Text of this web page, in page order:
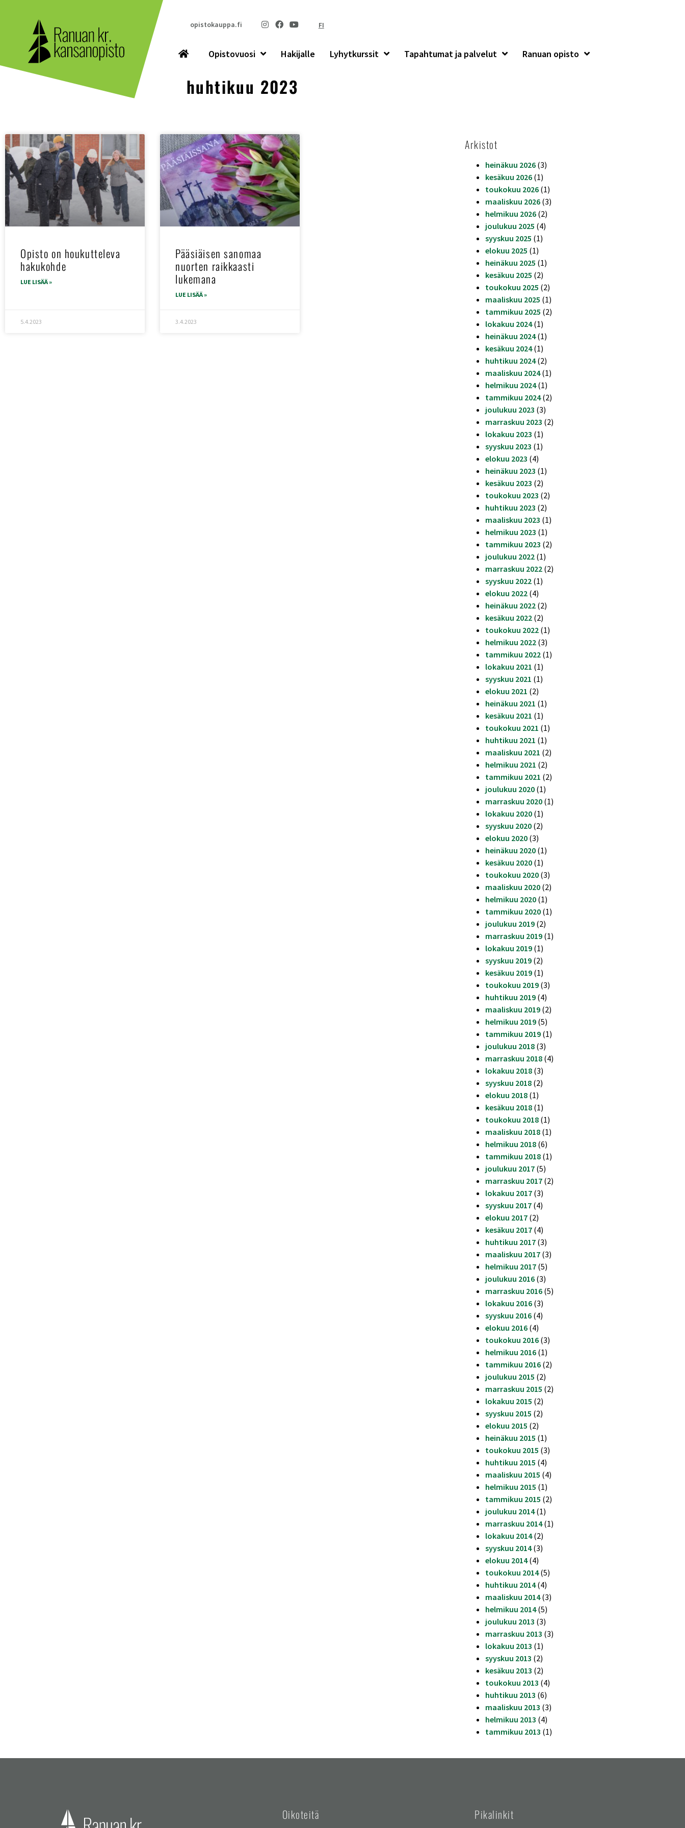
opistokauppa.fi FI
Opistovuosi Hakijalle Lyhytkurssit Tapahtumat ja palvelut Ranuan opisto
huhtikuu 2023
Opisto on houkutteleva
hakukohde
LUE LISÄÄ »
5.4.2023
Pääsiäisen sanomaa
nuorten raikkaasti
lukemana
LUE LISÄÄ »
3.4.2023
Arkistot
heinäkuu 2026 (3)
kesäkuu 2026 (1)
toukokuu 2026 (1)
maaliskuu 2026 (3)
helmikuu 2026 (2)
joulukuu 2025 (4)
syyskuu 2025 (1)
elokuu 2025 (1)
heinäkuu 2025 (1)
kesäkuu 2025 (2)
toukokuu 2025 (2)
maaliskuu 2025 (1)
tammikuu 2025 (2)
lokakuu 2024(1)
heinäkuu 2024(1)
kesäkuu 2024(1)
huhtikuu 2024(2)
maaliskuu 2024(1)
helmikuu 2024(1)
tammikuu 2024(2)
joulukuu 2023 (3)
marraskuu 2023 (2)
lokakuu 2023 (1)
syyskuu 2023 (1)
elokuu 2023 (4)
heinäkuu 2023 (1)
kesäkuu 2023 (2)
toukokuu 2023 (2)
huhtikuu 2023 (2)
maaliskuu 2023 (1)
helmikuu 2023 (1)
tammikuu 2023 (2)
joulukuu 2022 (1)
marraskuu 2022 (2)
syyskuu 2022 (1)
elokuu 2022 (4)
heinäkuu 2022 (2)
kesäkuu 2022 (2)
toukokuu 2022 (1)
helmikuu 2022 (3)
tammikuu 2022 (1)
lokakuu 2021 (1)
syyskuu 2021 (1)
elokuu 2021 (2)
heinäkuu 2021 (1)
kesäkuu 2021 (1)
toukokuu 2021 (1)
huhtikuu 2021 (1)
maaliskuu 2021 (2)
helmikuu 2021 (2)
tammikuu 2021 (2)
joulukuu 2020 (1)
marraskuu 2020 (1)
lokakuu 2020 (1)
syyskuu 2020 (2)
elokuu 2020 (3)
heinäkuu 2020 (1)
kesäkuu 2020 (1)
toukokuu 2020 (3)
maaliskuu 2020 (2)
helmikuu 2020 (1)
tammikuu 2020 (1)
joulukuu 2019 (2)
marraskuu 2019 (1)
lokakuu 2019 (1)
syyskuu 2019 (2)
kesäkuu 2019 (1)
toukokuu 2019 (3)
huhtikuu 2019 (4)
maaliskuu 2019 (2)
helmikuu 2019 (5)
tammikuu 2019 (1)
joulukuu 2018 (3)
marraskuu 2018 (4)
lokakuu 2018 (3)
syyskuu 2018 (2)
elokuu 2018 (1)
kesäkuu 2018 (1)
toukokuu 2018 (1)
maaliskuu 2018 (1)
helmikuu 2018 (6)
tammikuu 2018 (1)
joulukuu 2017 (5)
marraskuu 2017 (2)
lokakuu 2017 (3)
syyskuu 2017 (4)
elokuu 2017 (2)
kesäkuu 2017 (4)
huhtikuu 2017 (3)
maaliskuu 2017 (3)
helmikuu 2017 (5)
joulukuu 2016 (3)
marraskuu 2016 (5)
lokakuu 2016 (3)
syyskuu 2016 (4)
elokuu 2016 (4)
toukokuu 2016 (3)
helmikuu 2016 (1)
tammikuu 2016 (2)
joulukuu 2015 (2)
marraskuu 2015 (2)
lokakuu 2015 (2)
syyskuu 2015 (2)
elokuu 2015 (2)
heinäkuu 2015 (1)
toukokuu 2015 (3)
huhtikuu 2015 (4)
maaliskuu 2015 (4)
helmikuu 2015 (1)
tammikuu 2015 (2)
joulukuu 2014(1)
marraskuu 2014(1)
lokakuu 2014(2)
syyskuu 2014(3)
elokuu 2014(4)
toukokuu 2014(5)
huhtikuu 2014(4)
maaliskuu 2014(3)
helmikuu 2014(5)
joulukuu 2013 (3)
marraskuu 2013 (3)
lokakuu 2013 (1)
syyskuu 2013 (2)
kesäkuu 2013 (2)
toukokuu 2013 (4)
huhtikuu 2013 (6)
maaliskuu 2013 (3)
helmikuu 2013 (4)
tammikuu 2013 (1)
Oikoteitä Pikalinkit